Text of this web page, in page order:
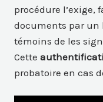
procédure l’exige,
documents par un
témoins de les
Cette
probatoire en cas